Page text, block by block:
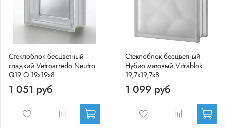
Стеклоблок бесцветный
гладкий Vetroarredo Neutro
Q19 O 19x19x8
1 051 руб
Стеклоблок бесцветный
Нубио матовый Vitrablok
19,7x19,7x8
1 099 руб